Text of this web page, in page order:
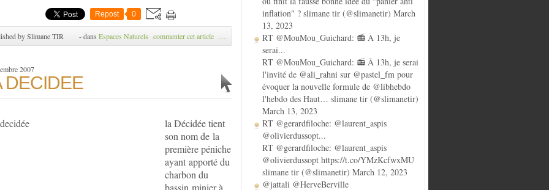
Repost 0
by Slimane TIR -dans Espaces Naturels commenter cet article …
2007
DECIDEE
la Décidée tient
son nom de la
première péniche
ayant apporté du
charbon du
bassin minier à
inflation" ? slimane tir (@slimanetir) March
13, 2023
RT @MouMou_Guichard: 📻 À 13h, je
serai...
RT @MouMou_Guichard: 📻 À 13h, je serai
l'invité de @ali_rahni sur @pastel_fm pour
évoquer la nouvelle formule de @libhebdo
l'hebdo des Haut… slimane tir (@slimanetir)
March 13, 2023
RT @gerardfiloche: @laurent_aspis
@olivierdussopt...
RT @gerardfiloche: @laurent_aspis
@olivierdussopt https://t.co/YMzKcfwxMU
slimane tir (@slimanetir) March 12, 2023
@jattali @HerveBerville